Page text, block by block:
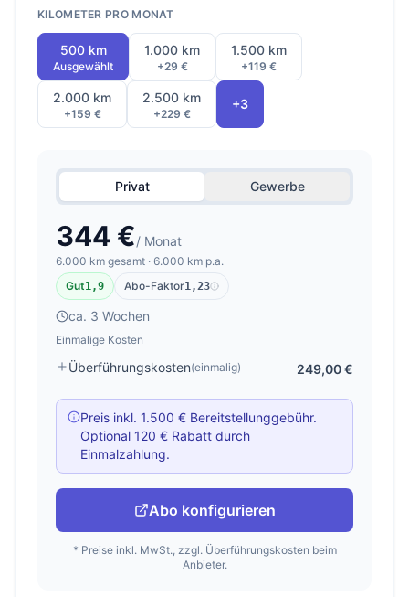
KILOMETER PRO MONAT
500 km
Ausgewählt
1.000 km
+29 €
1.500 km
+119 €
2.000 km
+159 €
2.500 km
+229 €
+3
Privat Gewerbe
344 €/ Monat
6.000 km gesamt · 6.000 km p.a.
Gut1,9 Abo-Faktor1,23
ca. 3 Wochen
Einmalige Kosten
Überführungskosten(einmalig) 249,00 €
Preis inkl. 1.500 € Bereitstellunggebühr.
Optional 120 € Rabatt durch
Einmalzahlung.
Abo konfigurieren
* Preise inkl. MwSt., zzgl. Überführungskosten beim
Anbieter.